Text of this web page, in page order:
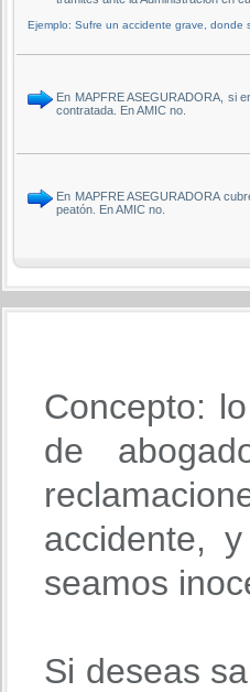
Ejemplo: Sufre un accidente grave, donde
En MAPFRE ASEGURADORA, si
contratada. En AMIC no.
En MAPFRE ASEGURADORA
peatón. En AMIC no.
Concepto:
de
accidente,
seamos
Si deseas